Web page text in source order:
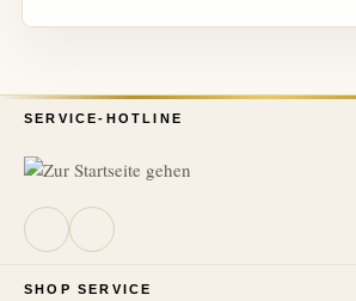
SERVICE-HOTLINE
SHOP SERVICE